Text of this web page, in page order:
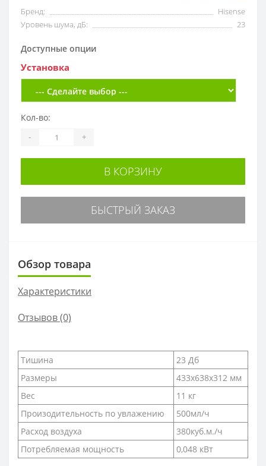
Бренд:
Hisense
Уровень шума, дБ:
23
Доступные опции
Установка
Кол-во:
- +
В КОРЗИНУ
БЫСТРЫЙ ЗАКАЗ
Обзор товара
Характеристики
Отзывов (0)
Тишина
23 Дб
Размеры
433х638х312 мм
Вес
11 кг
Произодительность по увлажению
500мл/ч
Расход воздуха
380куб.м./ч
Потребляемая мощность
0,048 кВт